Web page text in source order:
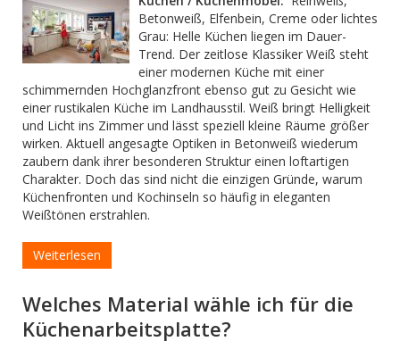
Betonweiß, Elfenbein, Creme oder lichtes
Grau: Helle Küchen liegen im Dauer-
Trend. Der zeitlose Klassiker Weiß steht
einer modernen Küche mit einer
schimmernden Hochglanzfront ebenso gut zu Gesicht wie
einer rustikalen Küche im Landhausstil. Weiß bringt Helligkeit
und Licht ins Zimmer und lässt speziell kleine Räume größer
wirken. Aktuell angesagte Optiken in Betonweiß wiederum
zaubern dank ihrer besonderen Struktur einen loftartigen
Charakter. Doch das sind nicht die einzigen Gründe, warum
Küchenfronten und Kochinseln so häufig in eleganten
Weißtönen erstrahlen.
Weiterlesen
Welches Material wähle ich für die
Küchenarbeitsplatte?